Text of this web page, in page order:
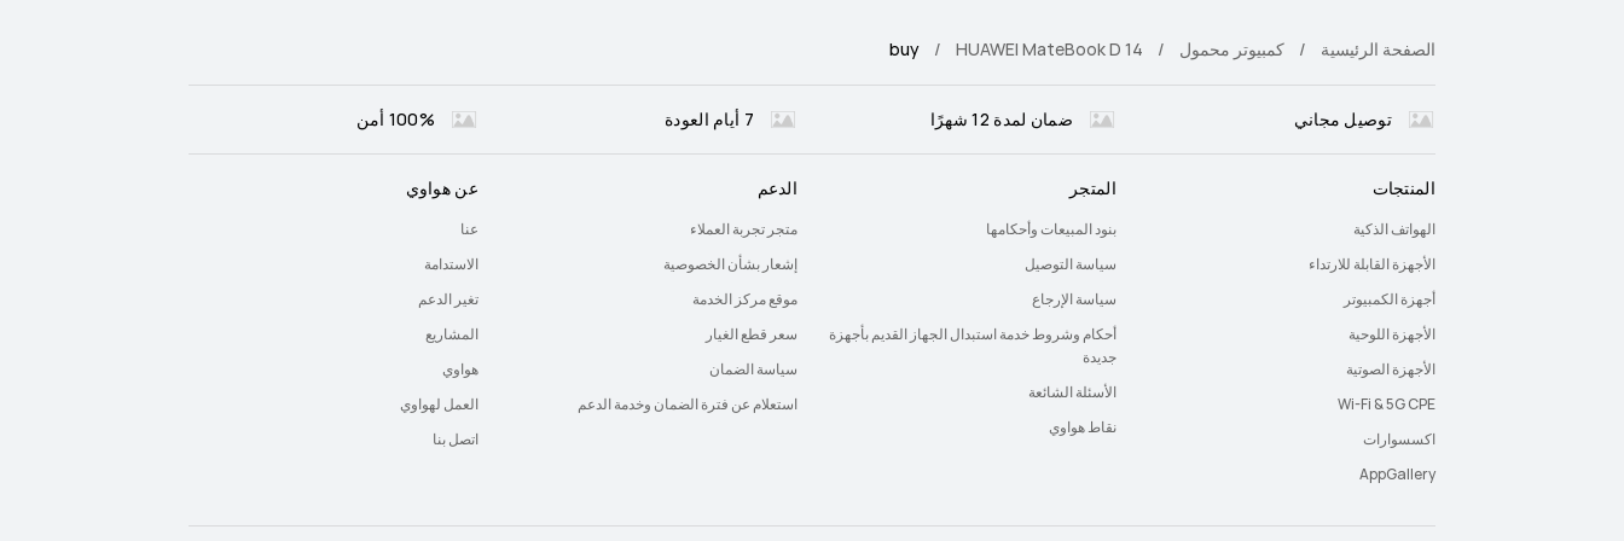
الصفحة الرئيسية كمبيوتر محمول HUAWEI MateBook D 14
buy
توصيل مجاني ضمان لمدة 12 شهرًا 7 أيام العودة 100% أمن
المنتجات
الهواتف الذكية
الأجهزة القابلة للارتداء
أجهزة الكمبيوتر
الأجهزة اللوحية
الأجهزة الصوتية
Wi-Fi & 5G CPE
اكسسوارات
AppGallery
المتجر
بنود المبيعات وأحكامها
سياسة التوصيل
سياسة الإرجاع
أحكام وشروط خدمة استبدال الجهاز القديم بأجهزة
جديدة
الأسئلة الشائعة
نقاط هواوي
الدعم
متجر تجربة العملاء
إشعار بشأن الخصوصية
موقع مركز الخدمة
سعر قطع الغيار
سياسة الضمان
استعلام عن فترة الضمان وخدمة الدعم
عن هواوي
عنا
الاستدامة
تغير الدعم
المشاريع
هواوي
العمل لهواوي
اتصل بنا